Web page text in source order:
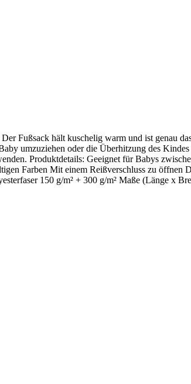
Fußsack hält kuschelig warm und ist genau
umzuziehen oder die Überhitzung des
Produktdetails: Geeignet für Babys
Farben Mit einem Reißverschluss zu öffnen
150 g/m² + 300 g/m² Maße (Länge x